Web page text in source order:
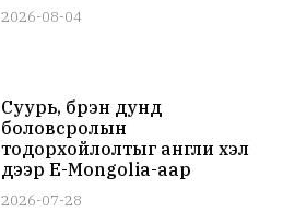
2026-08-04
Суурь, бүрэн дунд
боловсролын
тодорхойлолтыг англи хэл
дээр E-Mongolia-аар
дамжуулан цахим
2026-07-28